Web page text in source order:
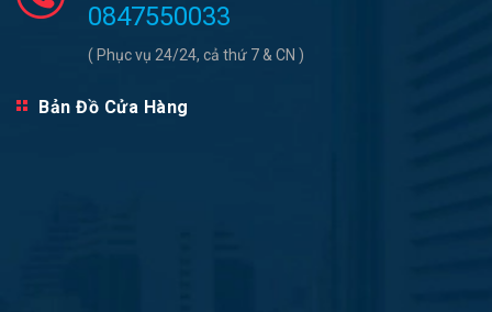
0847550033
( Phục vụ 24/24, cả thứ 7 & CN )
Bản Đồ Cửa Hàng